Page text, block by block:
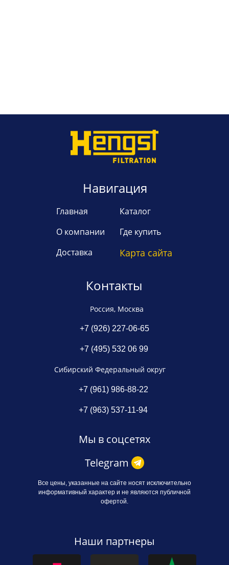
Все цены, указанные на сайте носят исключительно
информативный характер и не являются публичной
офертой.
Навигация
Главная
О компании
Каталог
Где купить
Карта сайта
Доставка
Мы в соцсетях
Telegram
Наши партнеры
Контакты
+7 (963) 537-11-94
+7 (961) 986-88-22
Сибирский Федеральный округ
+7 (926) 227-06-65
+7 (495) 532 06 99
Россия, Москва